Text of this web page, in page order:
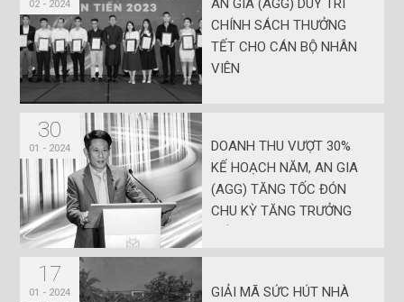
02 - 2024
AN GIA (AGG) DUY TRÌ
CHÍNH SÁCH THƯỞNG
TẾT CHO CÁN BỘ NHÂN
VIÊN
30
01 - 2024
DOANH THU VƯỢT 30%
KẾ HOẠCH NĂM, AN GIA
(AGG) TĂNG TỐC ĐÓN
CHU KỲ TĂNG TRƯỞNG
17
01 - 2024
GIẢI MÃ SỨC HÚT NHÀ